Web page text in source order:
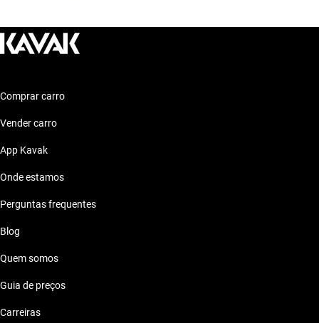
Motor: Motor eficiente
Conforto: Conforto premium
urbano, garantindo conforto e eficiência nas suas viagens.
Comprar carro
Vender carro
App Kavak
Onde estamos
Perguntas frequentes
Blog
Quem somos
Guia de preços
Carreiras